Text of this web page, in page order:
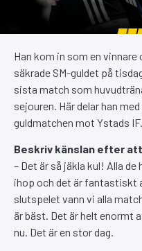
Han kom in som en
säkrade SM-guldet på
sista match som
sejouren. Här delar han
guldmatchen mot Ystads IF.
Beskriv känslan efter
– Det är så jäkla kul! Alla de
ihop och det är fantastiskt
slutspelet vann vi alla
är bäst. Det är helt enormt
nu. Det är en stor dag.